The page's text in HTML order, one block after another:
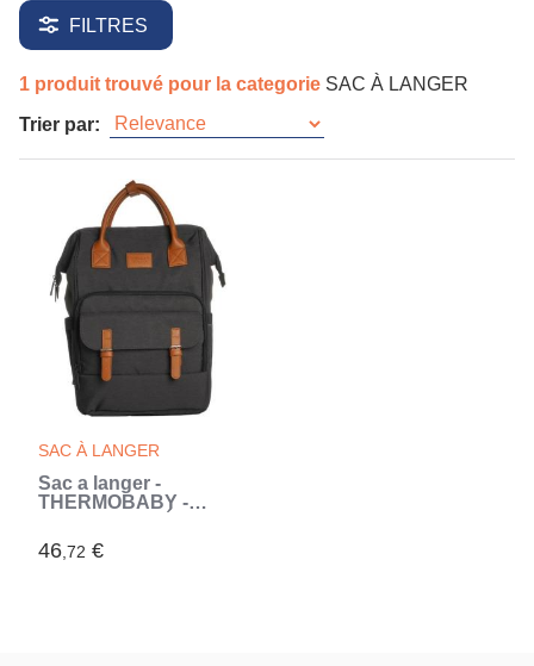
FILTRES
1 produit trouvé pour la categorie SAC À LANGER
Trier par:
SAC À LANGER
Sac a langer -
THERMOBABY -
et fonctionnel (Gris)
46,72 €